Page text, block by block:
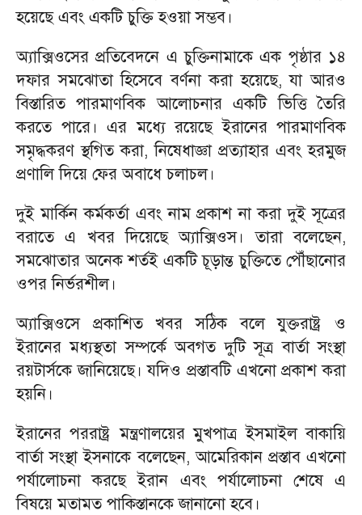
হয়েছে এবং একটি চুক্তি হওয়া সম্ভব।
অ্যাক্সিওসের প্রতিবেদনে এ চুক্তিনামাকে এক পৃষ্ঠার ১৪
দফার সমঝোতা হিসেবে বর্ণনা করা হয়েছে, যা আরও
বিস্তারিত পারমাণবিক আলোচনার একটি ভিত্তি তৈরি
করতে পারে। এর মধ্যে রয়েছে ইরানের পারমাণবিক
সমৃদ্ধকরণ স্থগিত করা, নিষেধাজ্ঞা প্রত্যাহার এবং হরমুজ
প্রণালি দিয়ে ফের অবাধে চলাচল।
দুই মার্কিন কর্মকর্তা এবং নাম প্রকাশ না করা দুই সূত্রের
বরাতে এ খবর দিয়েছে অ্যাক্সিওস। তারা বলেছেন,
সমঝোতার অনেক শর্তই একটি চূড়ান্ত চুক্তিতে পৌঁছানোর
ওপর নির্ভরশীল।
অ্যাক্সিওসে প্রকাশিত খবর সঠিক বলে যুক্তরাষ্ট্র ও
ইরানের মধ্যস্থতা সম্পর্কে অবগত দুটি সূত্র বার্তা সংস্থা
রয়টার্সকে জানিয়েছে। যদিও প্রস্তাবটি এখনো প্রকাশ করা
হয়নি।
ইরানের পররাষ্ট্র মন্ত্রণালয়ের মুখপাত্র ইসমাইল বাকায়ি
বার্তা সংস্থা ইসনাকে বলেছেন, আমেরিকান প্রস্তাব এখনো
পর্যালোচনা করছে ইরান এবং পর্যালোচনা শেষে এ
বিষয়ে মতামত পাকিস্তানকে জানানো হবে।